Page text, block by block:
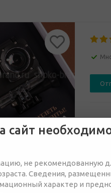
сайт
не рекомендованную
Сведения,
характер и